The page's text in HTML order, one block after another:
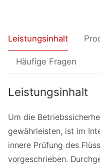
Tank
Menge
Leistungsinhalt
Häufige Fragen
Leistungsinhalt
Um die
gewährleisten, ist im
innere Prüfung des
vorgeschrieben.